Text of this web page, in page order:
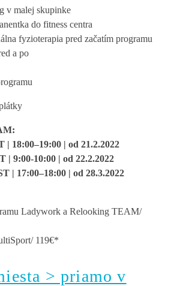
v malej skupinke
do fitness centra
fyzioterapia pred začatím programu
a po
| 18:00–19:00 | od 21.2.2022
| 9:00-10:00 | od 22.2.2022
| 17:00–18:00 | od 28.3.2022
Ladywork a Relooking TEAM/
119€*
> priamo v